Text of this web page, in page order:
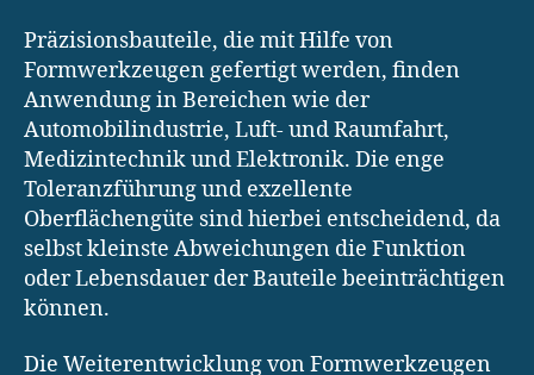
Präzisionsbauteile, die mit Hilfe von
Formwerkzeugen gefertigt werden, finden
Anwendung in Bereichen wie der
Automobilindustrie, Luft- und Raumfahrt,
Medizintechnik und Elektronik. Die enge
Toleranzführung und exzellente
Oberflächengüte sind hierbei entscheidend, da
selbst kleinste Abweichungen die Funktion
oder Lebensdauer der Bauteile beeinträchtigen
können.
Die Weiterentwicklung von Formwerkzeugen